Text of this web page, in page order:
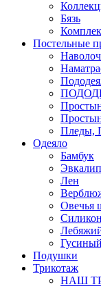
Бязь
Постельные
Пледы,
Одеяло
Бамбук
Лен
Овечья
Подушки
Трикотаж
НАШ